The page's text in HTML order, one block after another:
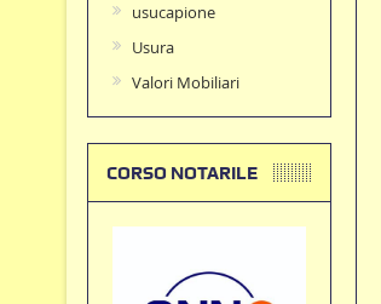
usucapione
Usura
Valori Mobiliari
CORSO NOTARILE